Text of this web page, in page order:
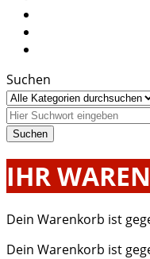
Suchen
IHR
Dein Warenkorb ist
Dein Warenkorb ist